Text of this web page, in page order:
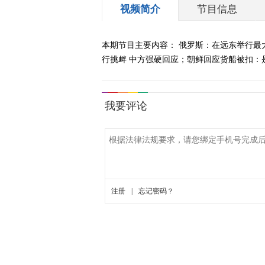
视频简介 节目信息
本期节目主要内容： 俄罗斯：在远东举行
行挑衅 中方强硬回应；朝鲜回应货船被扣：